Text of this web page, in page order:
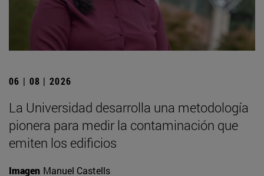
06 | 08 | 2026
La Universidad desarrolla una metodología
pionera para medir la contaminación que
emiten los edificios
Imagen Manuel Castells